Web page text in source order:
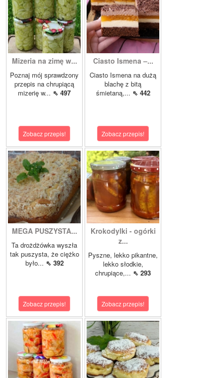
Mizeria na zimę w...
Poznaj mój sprawdzony
przepis na chrupiącą
mizerię w... ⇖ 497
Zobacz przepis!
Ciasto Ismena –...
Ciasto Ismena na dużą
blachę z bitą
śmietaną,... ⇖ 442
Zobacz przepis!
MEGA PUSZYSTA...
Ta drożdżówka wyszła
tak puszysta, że ciężko
było... ⇖ 392
Zobacz przepis!
Krokodylki - ogórki
z...
Pyszne, lekko pikantne,
lekko słodkie,
chrupiące,... ⇖ 293
Zobacz przepis!